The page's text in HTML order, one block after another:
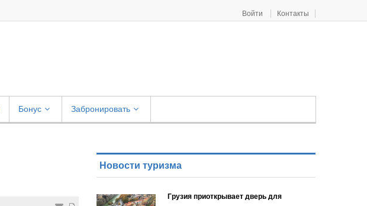
Войти Контакты
Бонус Забронировать
Новости туризма
Грузия приоткрывает дверь для